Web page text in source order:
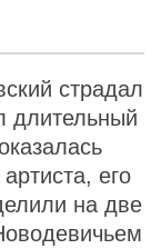
страдал
длительный
его
на две